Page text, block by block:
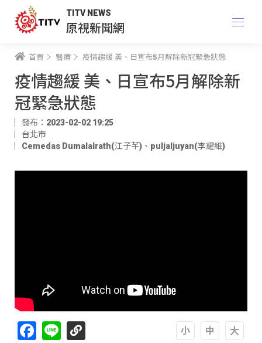
TITV NEWS
原視新聞網
首頁 醫療 疫情趨緩 美、日宣布5月解除新冠緊急狀態
疫情趨緩 美、日宣布5月解除新
冠緊急狀態
發布：2023-02-02 19:25
台北市
Cemedas Dumalalrath(江子芊) 、 puljaljuyan(李耀維)
Facebook
Line